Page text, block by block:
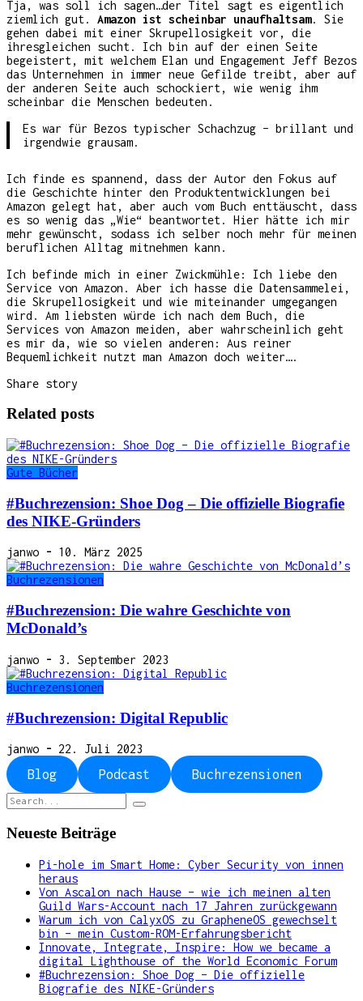
Tja, was soll ich sagen…der Titel sagt es eigentlich
ziemlich gut. Amazon ist scheinbar unaufhaltsam. Sie
gehen dabei mit einer Skrupellosigkeit vor, die
ihresgleichen sucht. Ich bin auf der einen Seite
begeistert, mit welchem Elan und Engagement Jeff Bezos
das Unternehmen in immer neue Gefilde treibt, aber auf
der anderen Seite auch schockiert, wie wenig ihm
scheinbar die Menschen bedeuten.
Es war für Bezos typischer Schachzug – brillant und
irgendwie grausam.
Ich finde es spannend, dass der Autor den Fokus auf
die Geschichte hinter den Produktentwicklungen bei
Amazon gelegt hat, aber auch vom Buch enttäuscht, dass
es so wenig das „Wie“ beantwortet. Hier hätte ich mir
mehr gewünscht, sodass ich selber noch mehr für meinen
beruflichen Alltag mitnehmen kann.
Ich befinde mich in einer Zwickmühle: Ich liebe den
Service von Amazon. Aber ich hasse die Datensammelei,
die Skrupellosigkeit und wie miteinander umgegangen
wird. Am liebsten würde ich nach dem Buch, die
Services von Amazon meiden, aber wahrscheinlich geht
es mir da, wie so vielen anderen: Aus reiner
Bequemlichkeit nutzt man Amazon doch weiter….
Share story
Related posts
Gute Bücher
#Buchrezension: Shoe Dog – Die offizielle Biografie
des NIKE-Gründers
janwo - 10. März 2025
Buchrezensionen
#Buchrezension: Die wahre Geschichte von
McDonald’s
janwo - 3. September 2023
Buchrezensionen
#Buchrezension: Digital Republic
janwo - 22. Juli 2023
Blog Podcast Buchrezensionen
Search
for:
Neueste Beiträge
Pi-hole im Smart Home: Cyber Security von innen
heraus
Von Ascalon nach Hause – wie ich meinen alten
Guild Wars-Account nach 17 Jahren zurückgewann
Warum ich von CalyxOS zu GrapheneOS gewechselt
bin – mein Custom-ROM-Erfahrungsbericht
Innovate, Integrate, Inspire: How we became a
digital Lighthouse of the World Economic Forum
#Buchrezension: Shoe Dog – Die offizielle
Biografie des NIKE-Gründers